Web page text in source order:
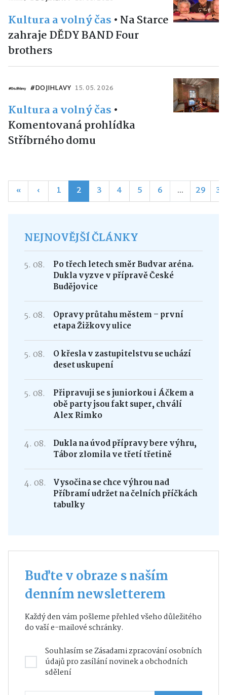
Kultura a volný čas • Na Starce
zahraje DĚDY BAND Four
brothers
#DOJIHLAVY 15. 05. 2026
Kultura a volný čas •
Komentovaná prohlídka
Stříbrného domu
« ‹ 1 2 3 4 5 6 ... 29 30
NEJNOVĚJŠÍ ČLÁNKY
5. 08.
Po třech letech směr Budvar aréna.
Dukla vyzve v přípravě České
Budějovice
5. 08.
Opravy průtahu městem – první
etapa Žižkovy ulice
5. 08.
O křesla v zastupitelstvu se uchází
deset uskupení
5. 08.
Připravuji se s juniorkou i Áčkem a
obě party jsou fakt super, chválí
Alex Rimko
4. 08.
Dukla na úvod přípravy bere výhru,
Tábor zlomila ve třetí třetině
4. 08.
Vysočina se chce výhrou nad
Příbramí udržet na čelních příčkách
tabulky
Buďte v obraze s naším
denním newsletterem
Každý den vám pošleme přehled všeho důležitého
do vaší e-mailové schránky.
Souhlasím seZásadami zpracování osobních
údajůpro zasílání novinek a obchodních
sdělení